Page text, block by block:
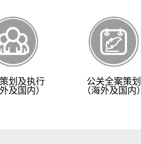
划及执行
及国内）
公关全案策划
（海外及国内）